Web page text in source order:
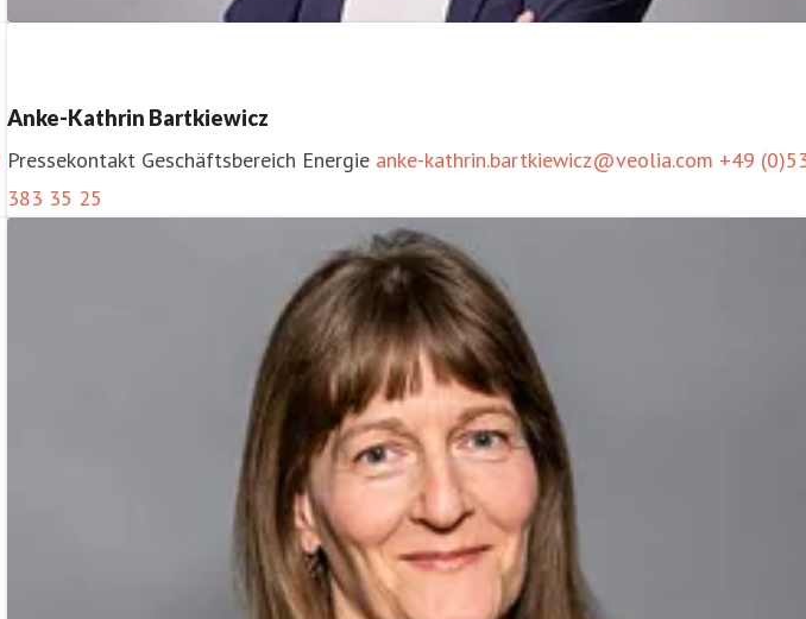
Geschäftsbereich Entsorgung de.presse.entsorgung@veolia.com
Anke-Kathrin Bartkiewicz
Pressekontakt Geschäftsbereich Energie anke-kathrin.bartkiewicz@veolia.com +49
383 35 25